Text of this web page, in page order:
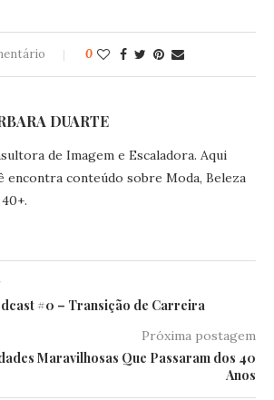
0
DUARTE
de Imagem e Escaladora. Aqui
encontra conteúdo sobre Moda, Beleza
#0 – Transição de Carreira
Próxima postagem
Maravilhosas Que Passaram dos 40
Anos